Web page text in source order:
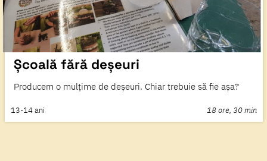
Școală fără deșeuri
Producem o mulțime de deșeuri. Chiar trebuie să fie așa?
13-14ani 18 ore, 30 min